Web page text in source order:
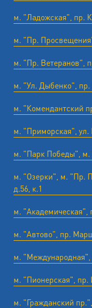
м. "Ладожская", пр.
м. "Пр.
м. "Пр. Ветеранов",
м. "Ул. Дыбенко",
м. "Комендантский
м. "Приморская", ул.
м. "Парк Победы", м.
м. "Озерки", м. "Пр.
д.56, к.1
м. "Академическая",
м. "Автово", пр.
м. "Международная",
м. "Пионерская", пр.
м. "Гражданский